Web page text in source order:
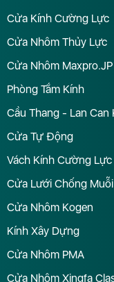
Cửa Kính Cường Lực
Cửa Nhôm Thủy Lực
Cửa Nhôm Maxpro.JP
Phòng Tắm Kính
Cầu Thang - Lan Can
Cửa Tự Động
Vách Kính Cường Lực
Cửa Lưới Chống Muỗi
Cửa Nhôm Kogen
Kính Xây Dựng
Cửa Nhôm PMA
Cửa Nhôm Xingfa